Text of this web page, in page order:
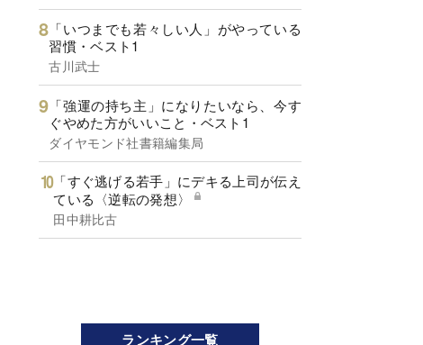
「いつまでも若々しい人」がやっている
習慣・ベスト1
古川武士
「強運の持ち主」になりたいなら、今す
ぐやめた方がいいこと・ベスト1
ダイヤモンド社書籍編集局
「すぐ逃げる若手」にデキる上司が伝え
ている〈逆転の発想〉
田中耕比古
ランキング一覧